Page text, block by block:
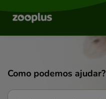
Como podemos ajudar?